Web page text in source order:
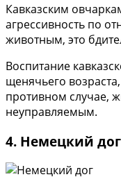
Кавказским
агрессивность по
животным, это
Воспитание
щенячьего
противном случае,
неуправляемым.
4. Немецкий дог